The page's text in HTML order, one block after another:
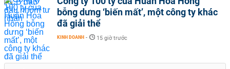
bỗng dưng ‘biến mất’, một công ty khác
đã giải thể
KINH DOANH - 15 giờ trước